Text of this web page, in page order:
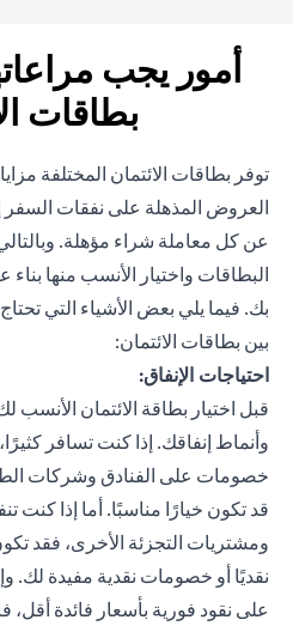
أمور يجب
بطاقات
توفر بطاقات الائتمان المختلفة
العروض المذهلة على نفقات
عن كل معاملة شراء مؤهلة.
البطاقات واختيار الأنسب منها بناء
بك. فيما يلي بعض الأشياء التي
بين بطاقات الائتمان:
احتياجات الإنفاق:
قبل اختيار بطاقة الائتمان الأنسب
وأنماط إنفاقك. إذا كنت تسافر
خصومات على الفنادق وشركات
قد تكون خيارًا مناسبًا. أما إذا كنت
ومشتريات التجزئة الأخرى، فقد
نقديًا أو خصومات نقدية مفيدة
على نقود فورية بأسعار فائدة